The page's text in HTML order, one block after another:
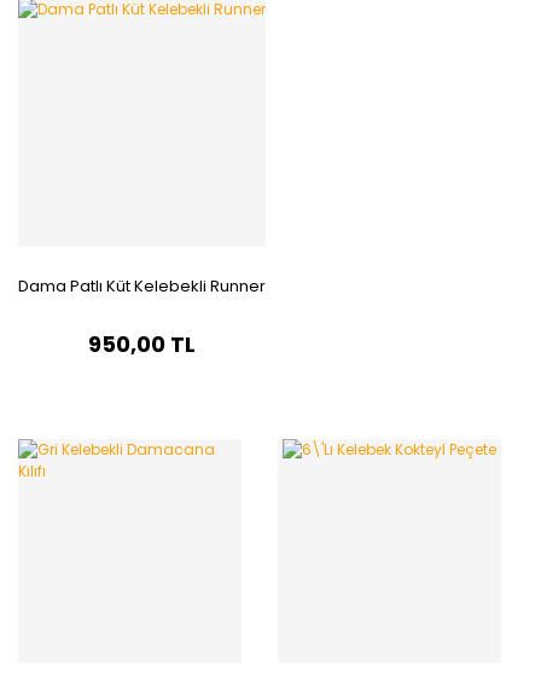
Dama Patlı Küt Kelebekli Runner
950,00 TL